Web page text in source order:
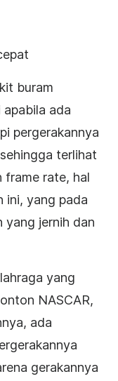
buram
apabila ada
pergerakannya
terlihat
frame rate, hal
ini, yang pada
yang jernih dan
yang
NASCAR,
ada
gerakannya